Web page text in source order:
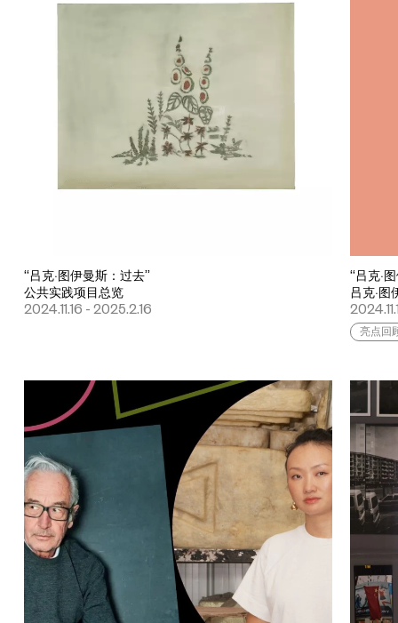
“吕克·图伊曼斯：过去”
公共实践项目总览
2024.11.16 - 2025.2.16
“吕克·
吕克·图
亮点回